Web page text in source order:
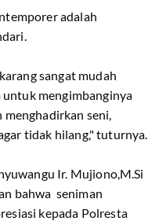
adalah
sangat mudah
untuk mengimbanginya
menghadirkan seni,
tidak hilang," tuturnya.
Ir. Mujiono,M.Si
bahwa seniman
kepada Polresta